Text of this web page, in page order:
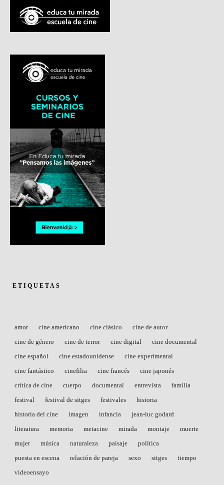
ETIQUETAS
amor cine americano cine clásico
cine de autor
cine de género
cine de terror cine digital
cine documental
cine español
cine estadounidense
cine experimental
cine fantástico
cinefilia cine francés
cine japonés
crítica de cine
cuerpo documental entrevista
familia
festival
festival de sitges festivales
historia
historia del cine
imagen infancia
jean-luc godard
literatura
memoria metacine mirada montaje
muerte
mujer
música naturaleza paisaje
política
puesta en escena
relación de pareja sexo sitges
tiempo
videoensayo